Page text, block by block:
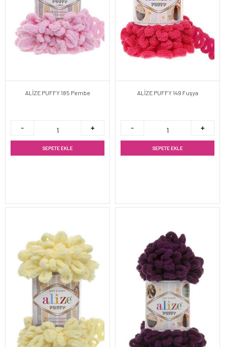
ALİZE PUFFY 185 Pembe
SEPETE EKLE
ALİZE PUFFY 149 Fuşya
SEPETE EKLE